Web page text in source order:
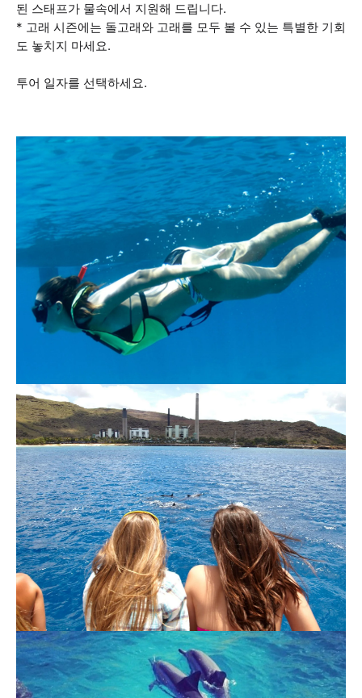
된 스태프가 물속에서 지원해 드립니다.
* 고래 시즌에는 돌고래와 고래를 모두 볼 수 있는 특별한 기회
도 놓치지 마세요.
투어 일자를 선택하세요.